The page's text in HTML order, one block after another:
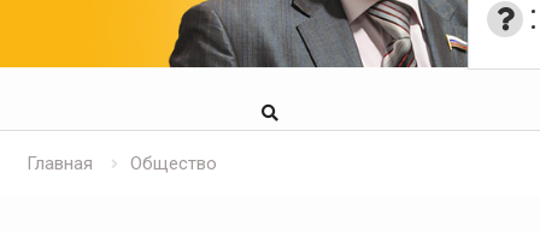
Главная Общество